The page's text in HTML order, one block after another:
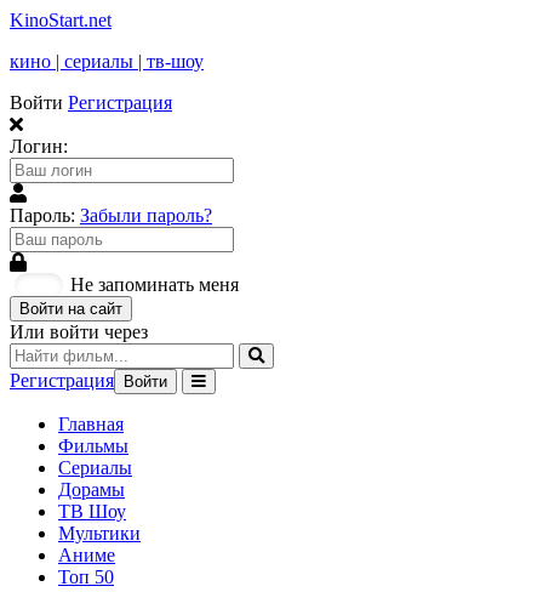
KinoStart.net
кино | сериалы | тв-шоу
Войти Регистрация
Логин:
Пароль: Забыли пароль?
Не запоминать меня
Войти на сайт
Или войти через
Регистрация Войти
Главная
Фильмы
Сериалы
Дорамы
ТВ Шоу
Мультики
Аниме
Топ 50